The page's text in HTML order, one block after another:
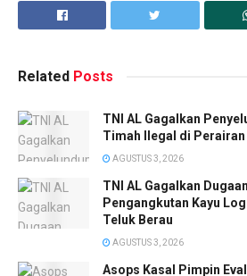
Related Posts
TNI AL Gagalkan
Timah Ilegal di
AGUSTUS 3, 2026
TNI AL Gagalkan
Pengangkutan Kayu
Teluk Berau
AGUSTUS 3, 2026
Asops Kasal Pimpin